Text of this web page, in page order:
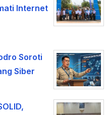
Internet
Soroti
Siber